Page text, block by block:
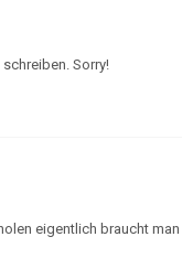
Sorry!
eigentlich braucht man